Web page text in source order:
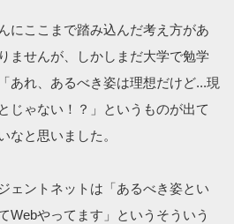
にここまで踏み込んだ考え方があ
ませんが、しかしまだ大学で勉学
あれ、あるべき姿は理想だけど...現
じゃない！？」というものが出て
なと思いました。
ェントネットは「あるべき姿とい
Webやってます」というそういう